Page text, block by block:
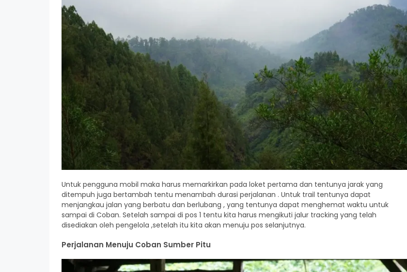
Untuk pengguna mobil maka harus memarkirkan pada loket pertama dan tentunya jarak yang
ditempuh juga bertambah tentu menambah durasi perjalanan . Untuk trail tentunya dapat
menjangkau jalan yang berbatu dan berlubang , yang tentunya dapat menghemat waktu untuk
sampai di Coban. Setelah sampai di pos 1 tentu kita harus mengikuti jalur tracking yang telah
disediakan oleh pengelola ,setelah itu kita akan menuju pos selanjutnya.
Perjalanan Menuju Coban Sumber Pitu